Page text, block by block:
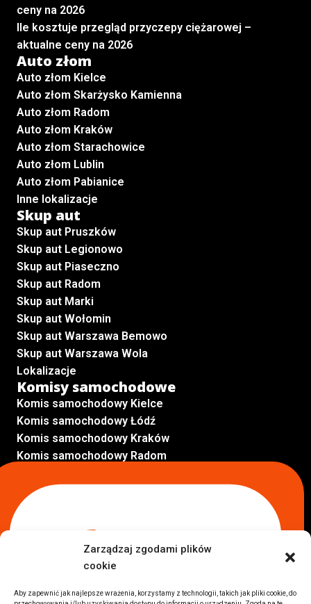
Zarządzaj zgodami plików
cookie
Aby zapewnić jak najlepsze wrażenia, korzystamy z technologii, takich jak pliki cookie, do
ceny na 2026
Ile kosztuje przegląd przyczepy ciężarowej –
aktualne ceny na 2026
Auto złom
Auto złom Kielce
Auto złom Skarżysko Kamienna
Auto złom Radom
Auto złom Kraków
Auto złom Starachowice
Auto złom Lublin
Auto złom Pabianice
Inne lokalizacje
Skup aut
Skup aut Pruszków
Skup aut Legionowo
Skup aut Piaseczno
Skup aut Radom
Skup aut Marki
Skup aut Wołomin
Skup aut Warszawa Bemowo
Skup aut Warszawa Wola
Lokalizacje
Komisy samochodowe
Komis samochodowy Kielce
Komis samochodowy Łódź
Komis samochodowy Kraków
Komis samochodowy Radom
Komis samochodowy Opole
Komis samochodowy Lublin
Inne Lokalizacje
Auta z USA Rzeszów